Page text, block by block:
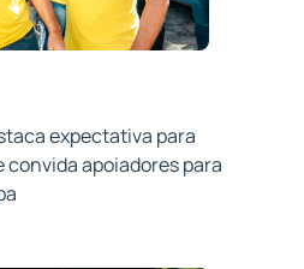
expectativa para
convida apoiadores para